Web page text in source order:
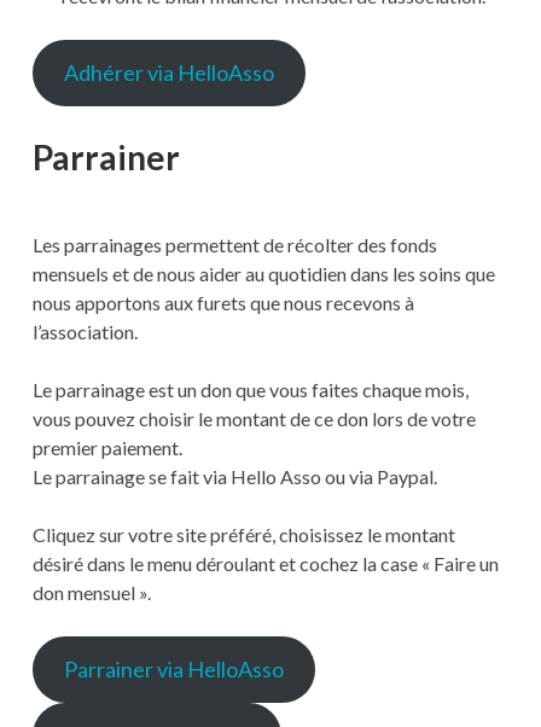
Adhérer via HelloAsso
Parrainer
Les parrainages permettent de récolter des fonds
mensuels et de nous aider au quotidien dans les soins que
nous apportons aux furets que nous recevons à
l’association.
Le parrainage est un don que vous faites chaque mois,
vous pouvez choisir le montant de ce don lors de votre
premier paiement.
Le parrainage se fait via Hello Asso ou via Paypal.
Cliquez sur votre site préféré, choisissez le montant
désiré dans le menu déroulant et cochez la case « Faire un
don mensuel ».
Parrainer via HelloAsso